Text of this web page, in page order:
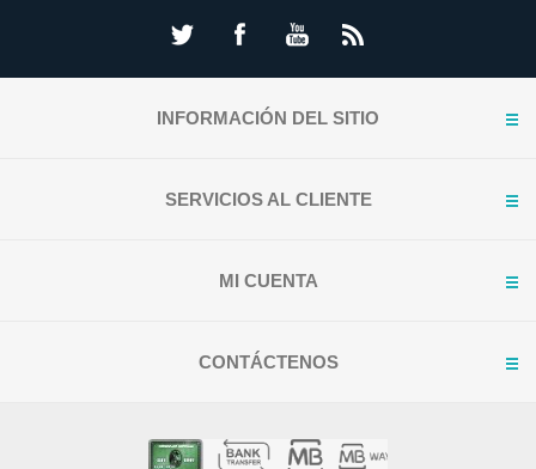
INFORMACIÓN DEL SITIO
SERVICIOS AL CLIENTE
MI CUENTA
CONTÁCTENOS